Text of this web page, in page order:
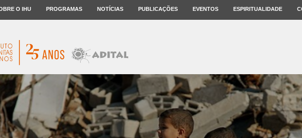
O IHU PROGRAMAS NOTÍCIAS PUBLICAÇÕES EVENTOS ESPIRITUALIDADE